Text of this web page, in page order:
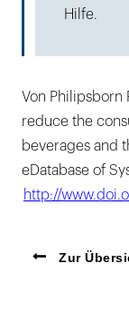
Hilfe.
Von Philipsborn
reduce the
beverages and
eDatabase of
http://
Zur